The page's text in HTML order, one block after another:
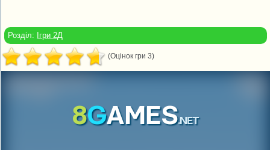
Розділ: Ігри 2Д
(Оцінок гри 3)